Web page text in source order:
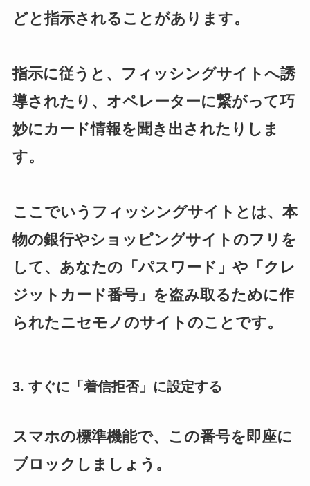
どと指示されることがあります。
指示に従うと、フィッシングサイトへ誘
導されたり、オペレーターに繋がって巧
妙にカード情報を聞き出されたりしま
す。
ここでいうフィッシングサイトとは、本
物の銀行やショッピングサイトのフリを
して、あなたの「パスワード」や「クレ
ジットカード番号」を盗み取るために作
られたニセモノのサイトのことです。
3. すぐに「着信拒否」に設定する
スマホの標準機能で、この番号を即座に
ブロックしましょう。